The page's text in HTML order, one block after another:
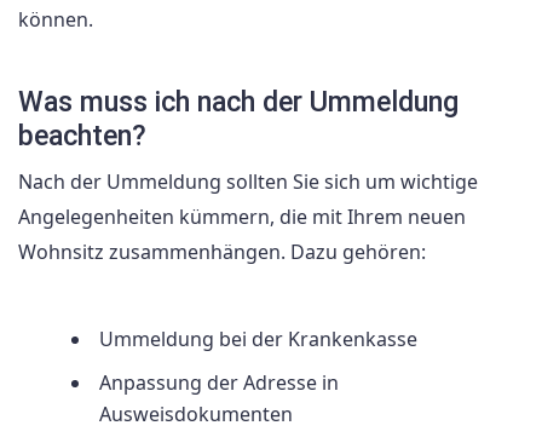
können.
Was muss ich nach der Ummeldung
beachten?
Nach der Ummeldung sollten Sie sich um wichtige
Angelegenheiten kümmern, die mit Ihrem neuen
Wohnsitz zusammenhängen. Dazu gehören:
Ummeldung bei der Krankenkasse
Anpassung der Adresse in
Ausweisdokumenten